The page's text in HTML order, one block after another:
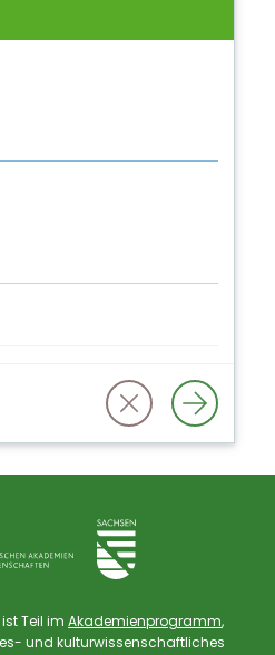
Teil im Akademienprogramm,
und kulturwissenschaftliches